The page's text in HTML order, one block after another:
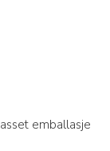
emballasje